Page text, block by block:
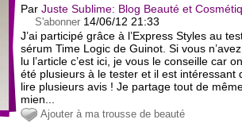
ParJuste Sublime: Blog Beauté et
S'abonner 14/06/12 21:33
J’ai participé grâce à l’Express Styles au
sérum Time Logic de Guinot. Si vous
lu l’article c’est ici, je vous le conseille car
été plusieurs à le tester et il est intéressant
lire plusieurs avis ! Je partage tout de
mien...
Ajouter à ma trousse de beauté